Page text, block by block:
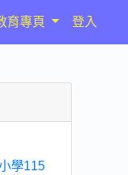
育專頁 登入
學115